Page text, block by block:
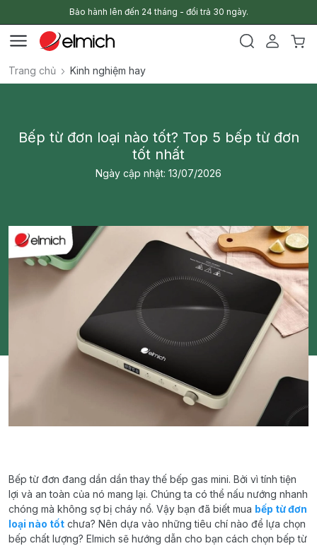
Bảo hành lên đến 24 tháng - đổi trả 30 ngày.
Trang chủ Kinh nghiệm hay
Bếp từ đơn loại nào tốt? Top 5 bếp từ đơn
tốt nhất
Ngày cập nhật: 13/07/2026
Bếp từ đơn đang dần dần thay thế bếp gas mini. Bởi vì tính tiện
lợi và an toàn của nó mang lại. Chúng ta có thể nấu nướng nhanh
chóng mà không sợ bị cháy nổ. Vậy bạn đã biết mua bếp từ đơn
loại nào tốt chưa? Nên dựa vào những tiêu chí nào để lựa chọn
bếp chất lượng? Elmich sẽ hướng dẫn cho bạn cách chọn bếp từ